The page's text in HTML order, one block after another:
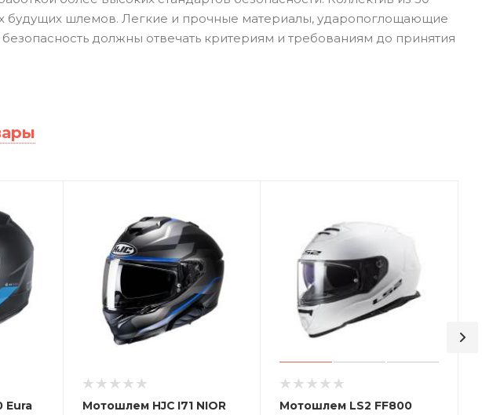
будущих шлемов. Легкие и прочные материалы, ударопоглощающие
должны отвечать критериям и требованиям до принятия
Eura Мотошлем HJC I71 NIOR Мотошлем LS2 FF800